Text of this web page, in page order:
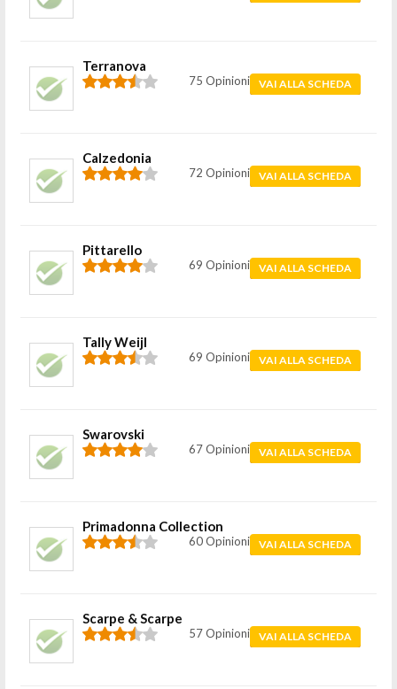
Terranova
75 Opinioni VAI ALLA SCHEDA
Calzedonia
72 Opinioni VAI ALLA SCHEDA
Pittarello
69 Opinioni VAI ALLA SCHEDA
Tally Weijl
69 Opinioni VAI ALLA SCHEDA
Swarovski
67 Opinioni VAI ALLA SCHEDA
Primadonna Collection
60 Opinioni VAI ALLA SCHEDA
Scarpe & Scarpe
57 Opinioni VAI ALLA SCHEDA